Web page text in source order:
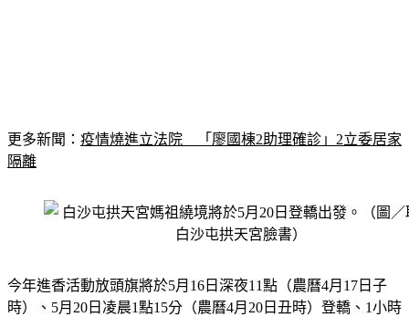
更多新聞： 疫情燒進立法院　「廖國棟2助理確診」2立委居家
隔離
今年進香活動放頭旗將於5月16日深夜11點（農曆4月17日子
時）、5月20日凌晨1點15分（農曆4月20日丑時）登轎、1小時